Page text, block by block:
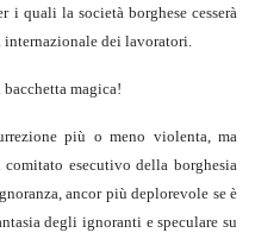
quali la società borghese cesserà
internazionale dei lavoratori.
magica!
più o meno violenta, ma
comitato esecutivo della borghesia
ancor più deplorevole se è
degli ignoranti e speculare su